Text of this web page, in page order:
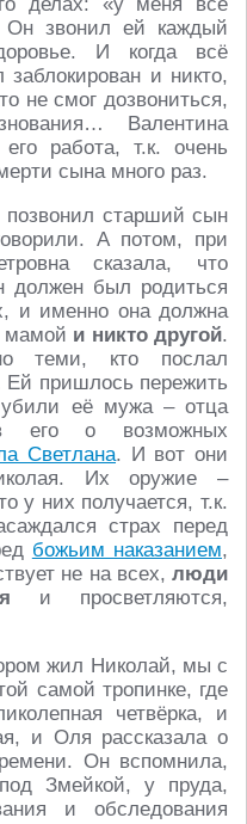
звонил ей каждый
И когда всё
и никто,
не смог дозвониться,
Валентина
работа, т.к. очень
сына много раз.
старший сын
А потом, при
сказала, что
должен был родиться
и именно она должна
мамой и никто другой.
теми, кто послал
пришлось пережить
убили её мужа – отца
его о возможных
Светлана. И вот они
Их оружие –
у них получается, т.к.
страх перед
божьим наказанием,
не на всех,люди
и просветляются,
жил Николай, мы с
самой тропинке, где
четвёрка, и
и Оля рассказала о
Он вспомнила,
Змейкой, у пруда,
и обследования